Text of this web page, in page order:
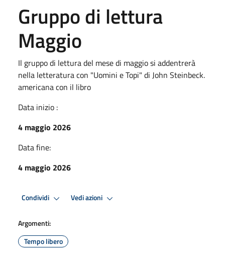
Gruppo di lettura
Maggio
Il gruppo di lettura del mese di maggio si addentrerà
nella letteratura con "Uomini e Topi" di John Steinbeck.
americana con il libro
Data inizio :
4 maggio 2026
Data fine:
4 maggio 2026
Condividi Vedi azioni
Argomenti:
Tempo libero